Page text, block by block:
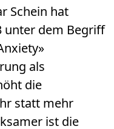
Schein hat
unter dem Begriff
als
die
statt mehr
ist die